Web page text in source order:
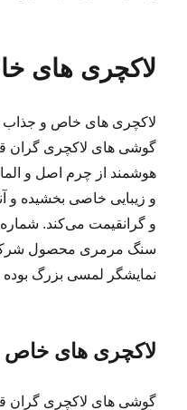
لاکچری های
لاکچری های خاص و جذاب
گوشی های لاکچری گران
هوشمند از چرم اصل و
و زیبایی خاصی بخشیده و
نمایشگر لمسی بزرگ
لاکچری های
گوشی های لاکچری گران